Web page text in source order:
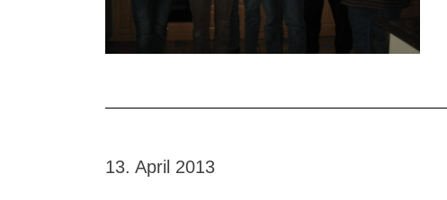
13. April 2013